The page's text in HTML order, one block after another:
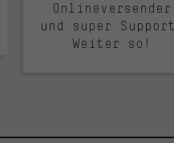
Onlineversender
und super
Weiter so!